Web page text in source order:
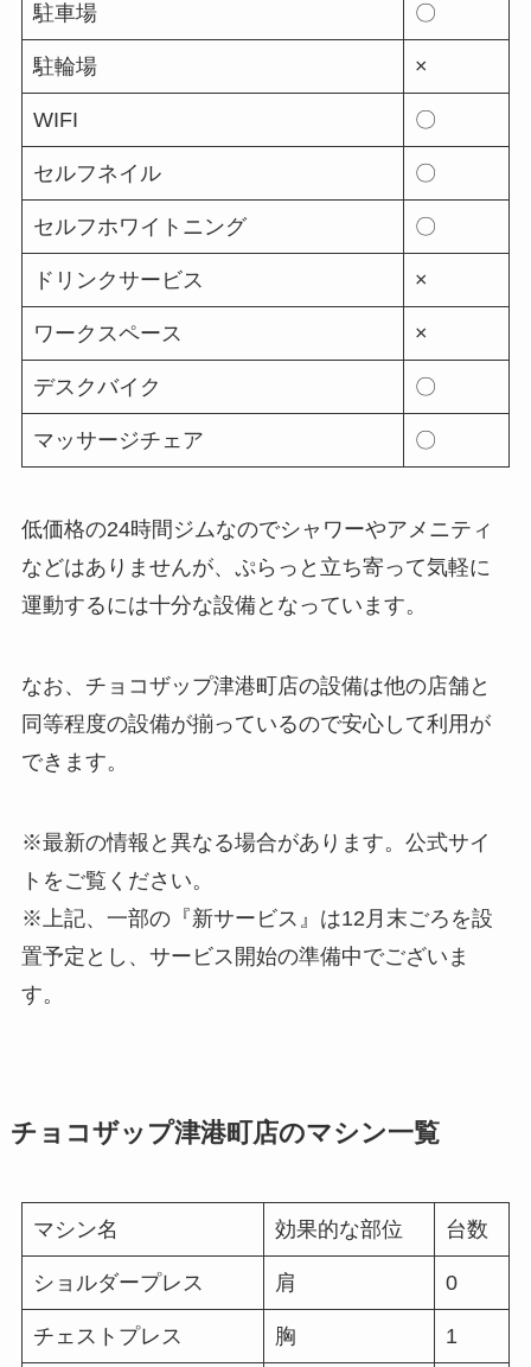
駐車場 〇
駐輪場 ×
WIFI 〇
セルフネイル 〇
セルフホワイトニング 〇
ドリンクサービス ×
ワークスペース ×
デスクバイク 〇
マッサージチェア 〇
低価格の24時間ジムなのでシャワーやアメニティ
などはありませんが、ぷらっと立ち寄って気軽に
運動するには十分な設備となっています。
なお、チョコザップ津港町店の設備は他の店舗と
同等程度の設備が揃っているので安心して利用が
できます。
※最新の情報と異なる場合があります。公式サイ
トをご覧ください。
※上記、一部の『新サービス』は12月末ごろを設
置予定とし、サービス開始の準備中でございま
す。
チョコザップ津港町店のマシン一覧
マシン名 効果的な部位 台数
ショルダープレス 肩 0
チェストプレス 胸 1